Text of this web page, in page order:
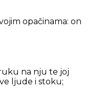
opačinama: on
na nju te joj
ljude i stoku;